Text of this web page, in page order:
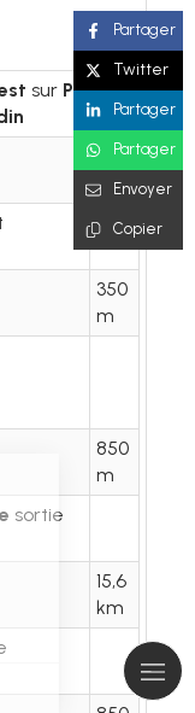
sur Pl.
34
m
350
m
850
m
sortie
15,6
km
Partager
Twitter
Partager
Partager
Envoyer
Copier